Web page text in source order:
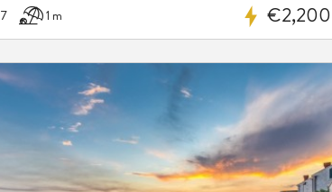
7 1 m €2,200